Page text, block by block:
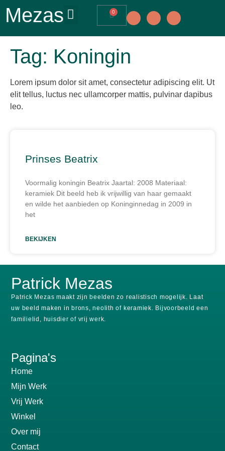
Mezas 0
Tag: Koningin
Lorem ipsum dolor sit amet, consectetur adipiscing elit. Ut
elit tellus, luctus nec ullamcorper mattis, pulvinar dapibus
leo.
Prinses Beatrix
Voormalig koningin Beatrix Jaartal: 2008 Materiaal:
keramiek Dit beeld heb ik vrijwillig van haar gemaakt
en wilde het aanbieden op Koninginnedag in 2009 in
het
BEKIJKEN
Patrick Mezas
Patrick Mezas maakt zijn beelden zo realistisch mogelijk. Laat
uw beeld maken in brons, neolith of keramiek.
Bijvoorbeeld een
familielid, huisdier of vrij werk.
Pagina's
Home
Mijn Werk
Vrij Werk
Winkel
Over mij
Contact